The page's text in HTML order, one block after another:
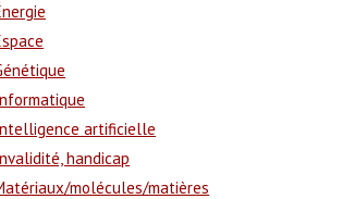
artificielle
handicap
molécules/matières